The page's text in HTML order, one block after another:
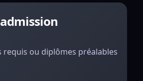
ou diplômes préalables